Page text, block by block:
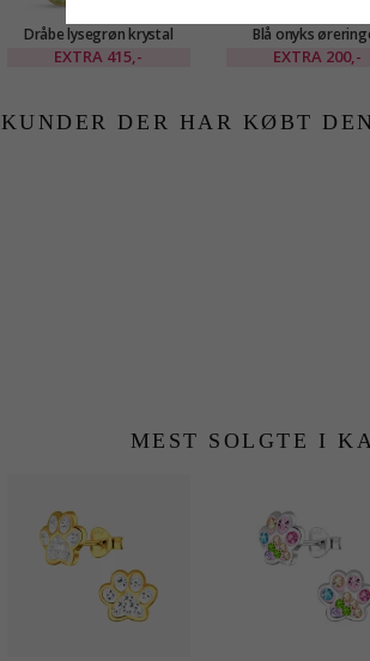
Dråbe lysegrøn krystal
øreringe i forgyldt sølv -
EXTRA 415,-
Blå onyks
forgyldt sølv -
EXTRA 200,-
KUNDER DER HAR KØBT
MEST SOLGTE I